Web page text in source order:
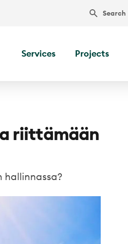
Search
Services Projects
riittämään
hallinnassa?